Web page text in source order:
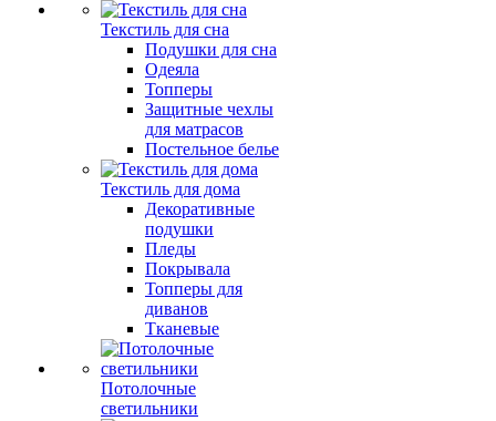
Текстиль для сна
Подушки для сна
Одеяла
Топперы
Защитные чехлы
для матрасов
Постельное белье
Текстиль для дома
Декоративные
подушки
Пледы
Покрывала
Топперы для
диванов
Тканевые
Потолочные
светильники